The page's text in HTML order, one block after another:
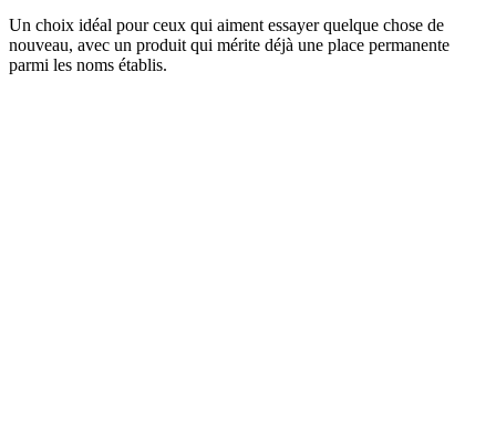
Un choix idéal pour ceux qui aiment essayer quelque chose de
nouveau, avec un produit qui mérite déjà une place permanente
parmi les noms établis.